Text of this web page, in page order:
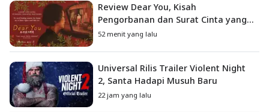
Review Dear You, Kisah
Pengorbanan dan Surat Cinta yang
Menyentuh Hati
52 menit yang lalu
Universal Rilis Trailer Violent Night
2, Santa Hadapi Musuh Baru
22 jam yang lalu